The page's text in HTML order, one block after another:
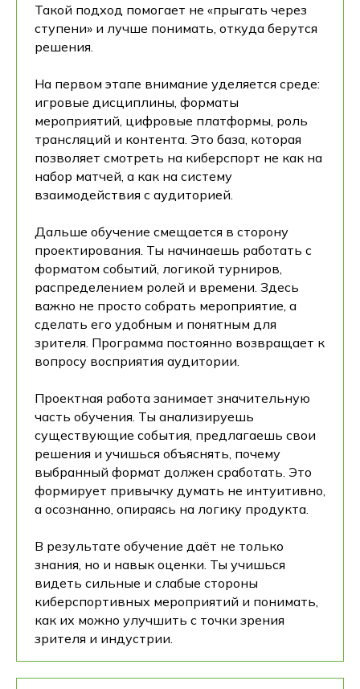
Такой подход помогает не «прыгать через
ступени» и лучше понимать, откуда берутся
решения.
На первом этапе внимание уделяется среде:
игровые дисциплины, форматы
мероприятий, цифровые платформы, роль
трансляций и контента. Это база, которая
позволяет смотреть на киберспорт не как на
набор матчей, а как на систему
взаимодействия с аудиторией.
Дальше обучение смещается в сторону
проектирования. Ты начинаешь работать с
форматом событий, логикой турниров,
распределением ролей и времени. Здесь
важно не просто собрать мероприятие, а
сделать его удобным и понятным для
зрителя. Программа постоянно возвращает к
вопросу восприятия аудитории.
Проектная работа занимает значительную
часть обучения. Ты анализируешь
существующие события, предлагаешь свои
решения и учишься объяснять, почему
выбранный формат должен сработать. Это
формирует привычку думать не интуитивно,
а осознанно, опираясь на логику продукта.
В результате обучение даёт не только
знания, но и навык оценки. Ты учишься
видеть сильные и слабые стороны
киберспортивных мероприятий и понимать,
как их можно улучшить с точки зрения
зрителя и индустрии.